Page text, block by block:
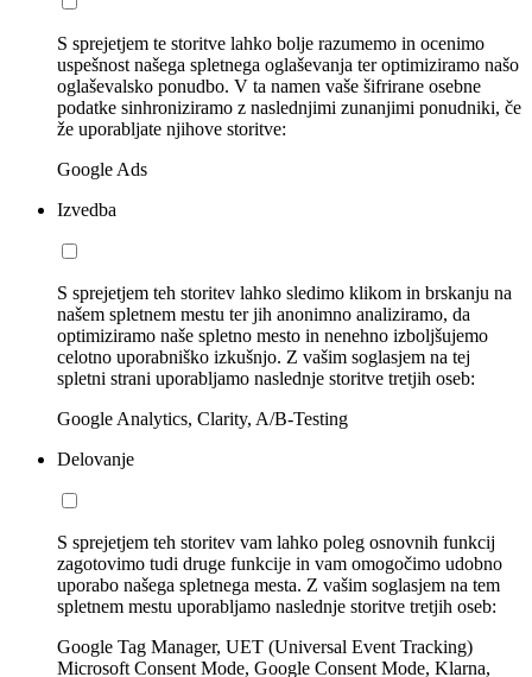
S sprejetjem te storitve lahko bolje razumemo in ocenimo
uspešnost našega spletnega oglaševanja ter optimiziramo našo
oglaševalsko ponudbo. V ta namen vaše šifrirane osebne
podatke sinhroniziramo z naslednjimi zunanjimi ponudniki, če
že uporabljate njihove storitve:
Google Ads
Izvedba
S sprejetjem teh storitev lahko sledimo klikom in brskanju na
našem spletnem mestu ter jih anonimno analiziramo, da
optimiziramo naše spletno mesto in nenehno izboljšujemo
celotno uporabniško izkušnjo. Z vašim soglasjem na tej
spletni strani uporabljamo naslednje storitve tretjih oseb:
Google Analytics, Clarity, A/B-Testing
Delovanje
S sprejetjem teh storitev vam lahko poleg osnovnih funkcij
zagotovimo tudi druge funkcije in vam omogočimo udobno
uporabo našega spletnega mesta. Z vašim soglasjem na tem
spletnem mestu uporabljamo naslednje storitve tretjih oseb:
Google Tag Manager, UET (Universal Event Tracking)
Microsoft Consent Mode, Google Consent Mode, Klarna,